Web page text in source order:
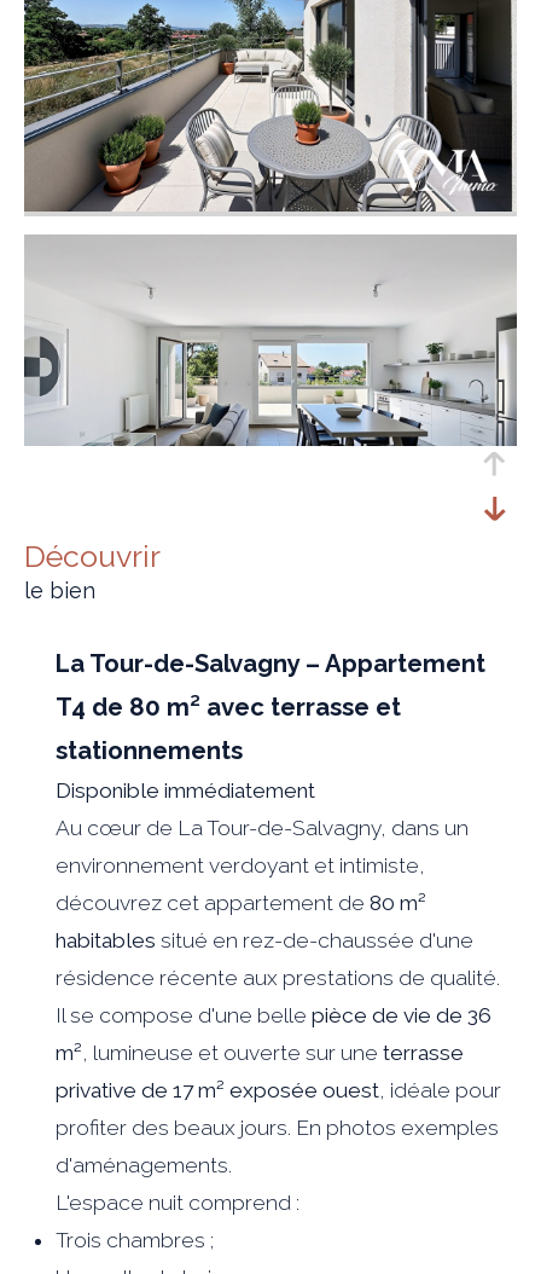
découvrir
le bien
La Tour-de-Salvagny – Appartement
T4 de 80 m² avec terrasse et
stationnements
Disponible immédiatement
Au cœur de La Tour-de-Salvagny, dans un
environnement verdoyant et intimiste,
découvrez cet appartement de80 m²
habitables situé en rez-de-chaussée d'une
résidence récente aux prestations de qualité.
Il se compose d'une bellepièce de vie de 36
m², lumineuse et ouverte sur uneterrasse
privative de 17 m² exposée ouest, idéale pour
profiter des beaux jours. En photos exemples
d'aménagements.
L'espace nuit comprend :
Trois chambres ;